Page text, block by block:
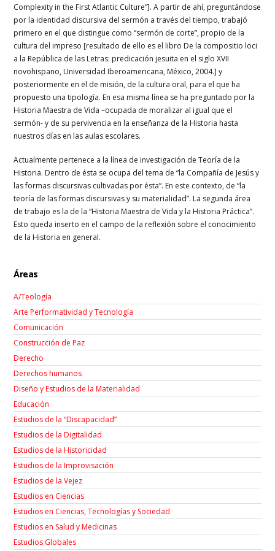
Complexity in the First Atlantic Culture”]. A partir de ahí, preguntándose
por la identidad discursiva del sermón a través del tiempo, trabajó
primero en el que distingue como “sermón de corte”, propio de la
cultura del impreso [resultado de ello es el libro De la compositio loci
a la República de las Letras: predicación jesuita en el siglo XVII
novohispano, Universidad Iberoamericana, México, 2004.] y
posteriormente en el de misión, de la cultura oral, para el que ha
propuesto una tipología. En esa misma línea se ha preguntado por la
Historia Maestra de Vida –ocupada de moralizar al igual que el
sermón- y de su pervivencia en la enseñanza de la Historia hasta
nuestros días en las aulas escolares.
Actualmente pertenece a la línea de investigación de Teoría de la
Historia. Dentro de ésta se ocupa del tema de “la Compañía de Jesús y
las formas discursivas cultivadas por ésta”. En este contexto, de “la
teoría de las formas discursivas y su materialidad”. La segunda área
de trabajo es la de la “Historia Maestra de Vida y la Historia Práctica”.
Esto queda inserto en el campo de la reflexión sobre el conocimiento
de la Historia en general.
Áreas
A/Teología
Arte Performatividad y Tecnología
Comunicación
Construcción de Paz
Derecho
Derechos humanos
Diseño y Estudios de la Materialidad
Educación
Estudios de la “Discapacidad”
Estudios de la Digitalidad
Estudios de la Historicidad
Estudios de la Improvisación
Estudios de la Vejez
Estudios en Ciencias
Estudios en Ciencias, Tecnologías y Sociedad
Estudios en Salud y Medicinas
Estudios Globales